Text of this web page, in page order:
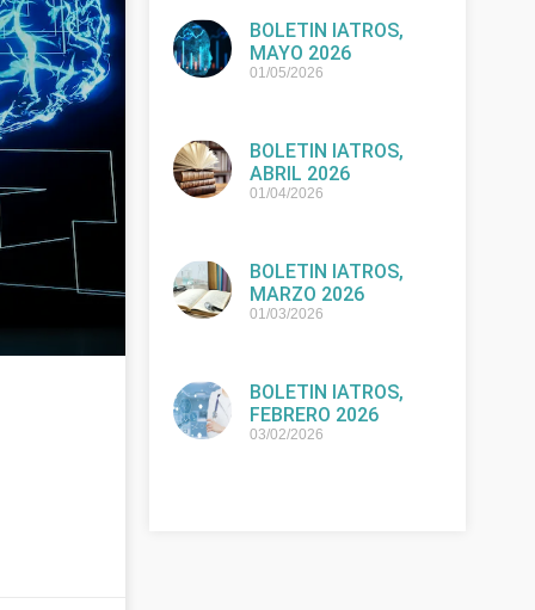
BOLETIN IATROS,
MAYO 2026
01/05/2026
BOLETIN IATROS,
ABRIL 2026
01/04/2026
BOLETIN IATROS,
MARZO 2026
01/03/2026
BOLETIN IATROS,
FEBRERO 2026
03/02/2026